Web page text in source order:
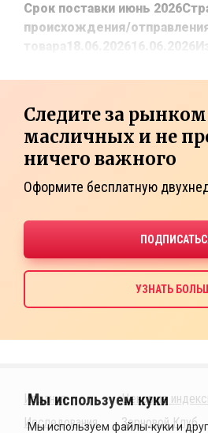
Срок поставки июнь 2026
происхождения/
18.06.2026 16.06.2026
Следите за
масличных и не
ничего важного
Оформите бесплатную
Издания
Исследования
Ценовые
Зерновой Клуб